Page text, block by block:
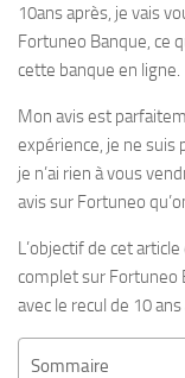
10ans après, je vais
Fortuneo Banque, ce
cette banque en ligne.
Mon avis est
expérience, je ne suis
je n’ai rien à vous
avis sur Fortuneo
L’objectif de cet
complet sur Fortuneo
avec le recul de 10
Sommaire